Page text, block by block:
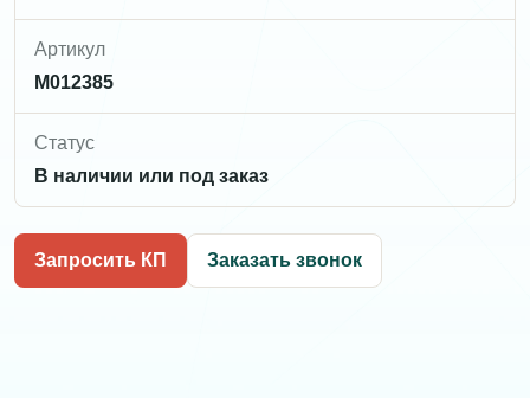
Артикул
M012385
Статус
В наличии или под заказ
Запросить КП Заказать звонок